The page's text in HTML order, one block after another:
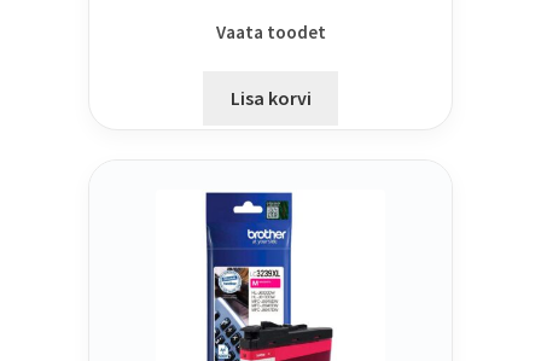
Vaata toodet
Lisa korvi